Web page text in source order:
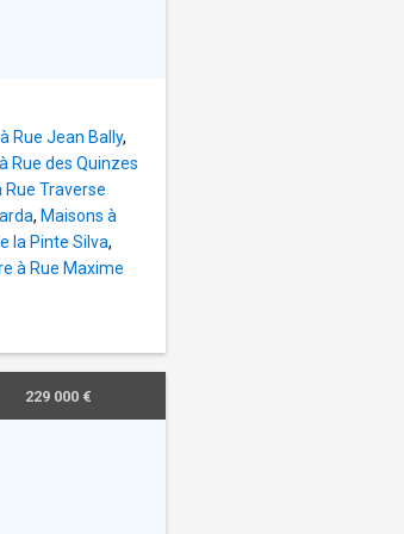
Rue Jean Bally,
Rue des Quinzes
Rue Traverse
, Maisons à
la Pinte Silva,
à Rue Maxime
229 000 €